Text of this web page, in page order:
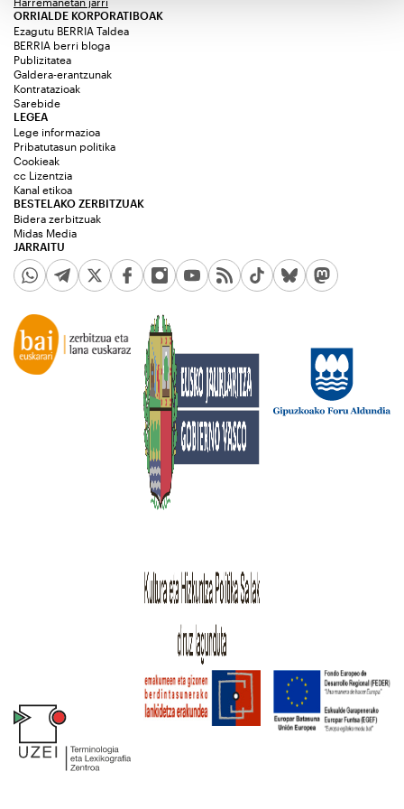
ORRIALDE KORPORATIBOAK
Ezagutu BERRIA Taldea
BERRIA berri bloga
Publizitatea
Galdera-erantzunak
Kontratazioak
Sarebide
JARRAITU
LEGEA
Lege informazioa
Pribatutasun politika
Cookieak
cc Lizentzia
Kanal etikoa
BESTELAKO ZERBITZUAK
Bidera zerbitzuak
Midas Media